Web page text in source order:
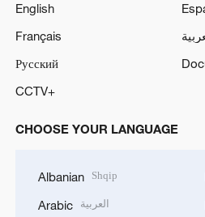
English
Français
Русский
CCTV+
CHOOSE YOUR LANGUAGE
Albanian Shqip
Arabic العربية